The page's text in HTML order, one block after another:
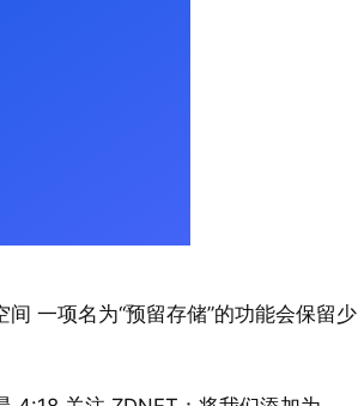
一项名为“预留存储”的功能会保留少